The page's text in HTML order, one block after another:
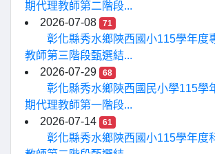
期代理教師第二階段...
2026-07-08
71
彰化縣秀水鄉陝西國小115學年度
教師第三階段甄選結...
2026-07-29
68
彰化縣秀水鄉陝西國民小學115學
期代理教師第一階段...
2026-07-14
61
彰化縣秀水鄉陝西國小115學年度